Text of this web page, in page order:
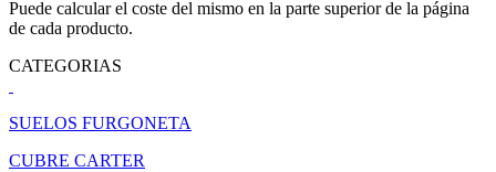
Puede calcular el coste del mismo en la parte superior de la página
de cada producto.
CATEGORIAS
SUELOS FURGONETA
CUBRE CARTER